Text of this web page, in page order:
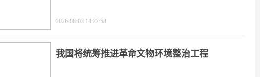
2026-08-03 14:27:58
我国将统筹推进革命文物环境整治工程